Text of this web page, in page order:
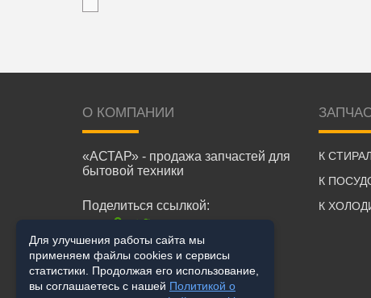
О КОМПАНИИ
«АСТАР» - продажа запчастей для
бытовой техники
Поделиться ссылкой:
К
К
К
Для улучшения работы сайта мы
применяем файлы cookies и сервисы
статистики. Продолжая его использование,
вы соглашаетесь с нашей Политикой о